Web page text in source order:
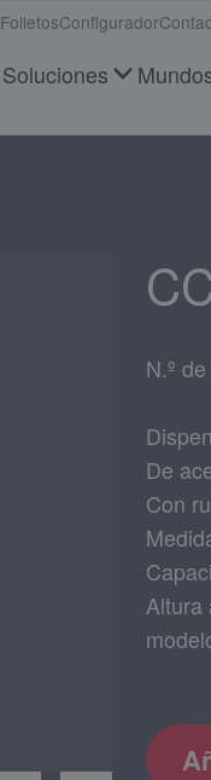
Soluciones
FolletosConfigurador
N.º
De
Con
Altura